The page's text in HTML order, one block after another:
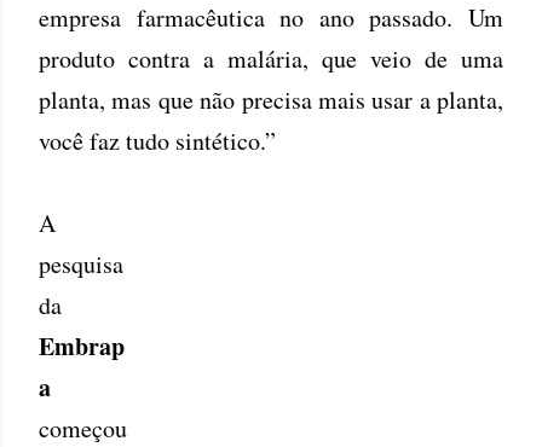
empresa farmacêutica no ano passado. Um
produto contra a malária, que veio de uma
planta, mas que não precisa mais usar a planta,
você faz tudo sintético.”
A
pesquisa
da
Embrap
a
começou